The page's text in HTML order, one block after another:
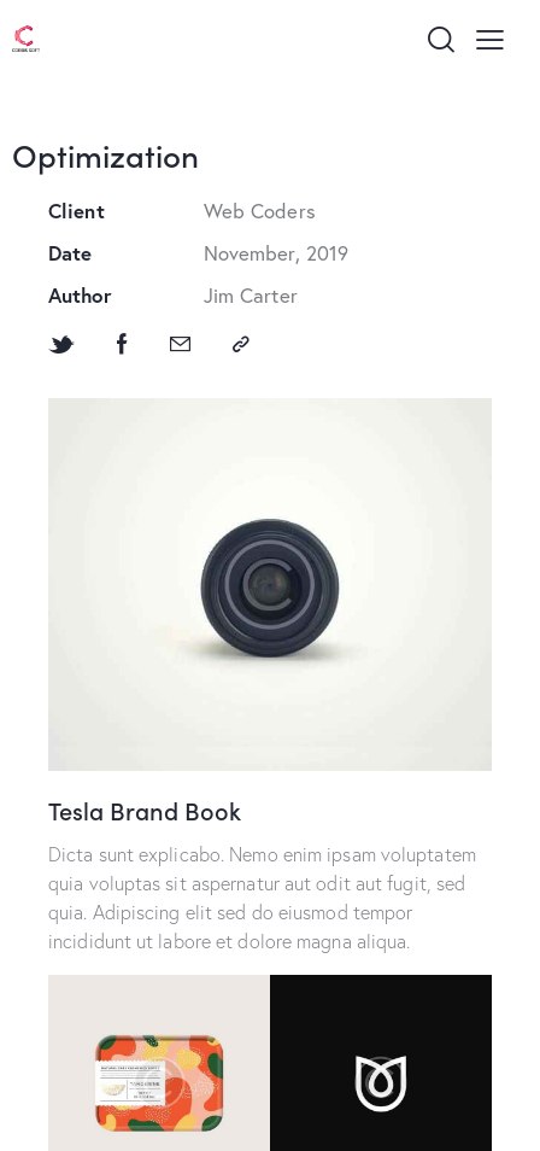
Optimization
Client
Web Coders
Date
November, 2019
Author
Jim Carter
Tesla Brand Book
Dicta sunt explicabo. Nemo enim ipsam voluptatem
quia voluptas sit aspernatur aut odit aut fugit, sed
quia. Adipiscing elit sed do eiusmod tempor
incididunt ut labore et dolore magna aliqua.